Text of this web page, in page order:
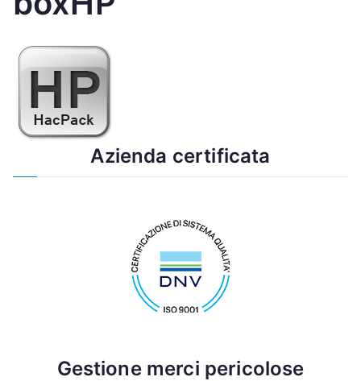
Azienda certificata
Gestione merci pericolose